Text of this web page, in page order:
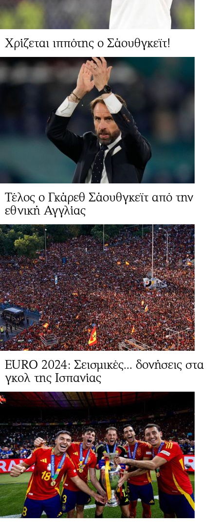
Χρίζεται ιππότης ο Σάουθγκεϊτ!
Τέλος ο Γκάρεθ Σάουθγκεϊτ από την
εθνική Αγγλίας
EURO 2024: Σεισμικές... δονήσεις στα
γκολ της Ισπανίας